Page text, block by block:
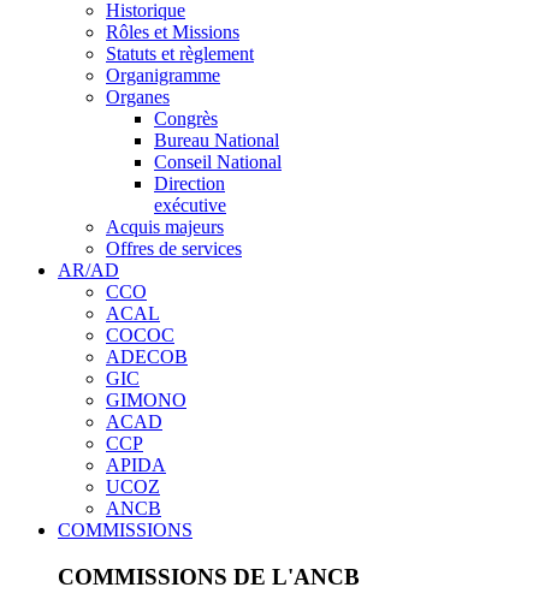
Historique
Rôles et Missions
Statuts et règlement
Organigramme
Organes
Congrès
Bureau National
Conseil National
Direction
exécutive
Acquis majeurs
Offres de services
AR/AD
CCO
ACAL
COCOC
ADECOB
GIC
GIMONO
ACAD
CCP
APIDA
UCOZ
ANCB
COMMISSIONS
COMMISSIONS DE L'ANCB